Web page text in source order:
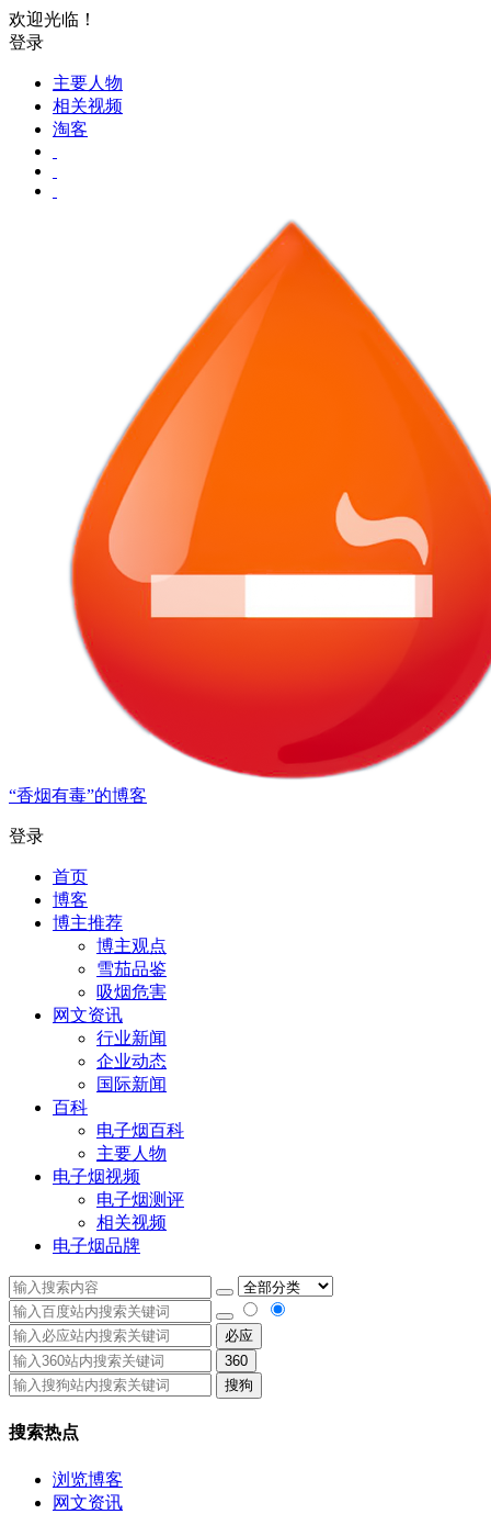
欢迎光临！
登录
主要人物
相关视频
淘客
“香烟有毒”的博客
登录
首页
博客
博主推荐
博主观点
雪茄品鉴
吸烟危害
网文资讯
行业新闻
企业动态
国际新闻
百科
电子烟百科
主要人物
电子烟视频
电子烟测评
相关视频
电子烟品牌
必应
360
搜狗
搜索热点
浏览博客
网文资讯